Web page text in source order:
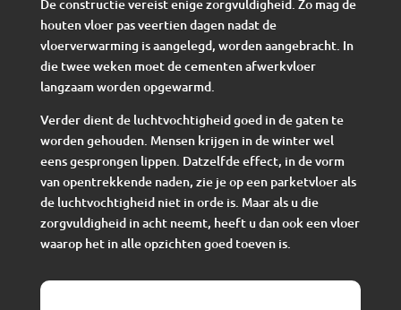
De constructie vereist enige zorgvuldigheid. Zo mag de
houten vloer pas veertien dagen nadat de
vloerverwarming is aangelegd, worden aangebracht. In
die twee weken moet de cementen afwerkvloer
langzaam worden opgewarmd.
Verder dient de luchtvochtigheid goed in de gaten te
worden gehouden. Mensen krijgen in de winter wel
eens gesprongen lippen. Datzelfde effect, in de vorm
van opentrekkende naden, zie je op een parketvloer als
de luchtvochtigheid niet in orde is. Maar als u die
zorgvuldigheid in acht neemt, heeft u dan ook een vloer
waarop het in alle opzichten goed toeven is.